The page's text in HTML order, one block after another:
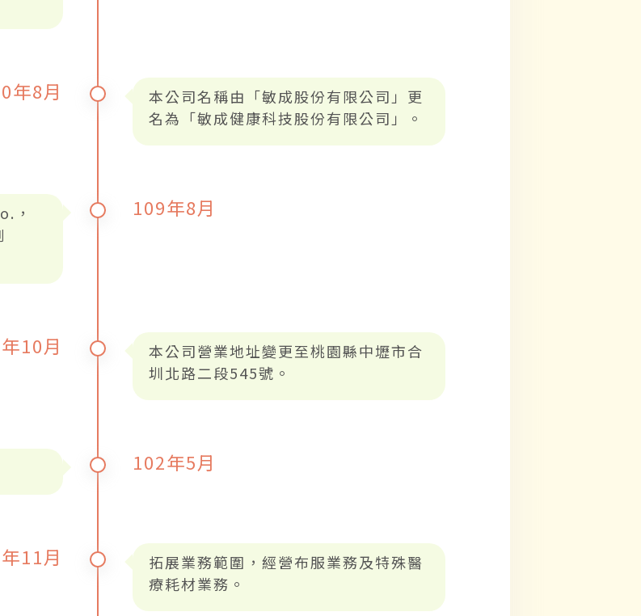
年8月
本公司名稱由「敏成股份有限公司」更
名為「敏成健康科技股份有限公司」。
109年8月
，
10月
本公司營業地址變更至桃園縣中壢市合
圳北路二段545號。
102年5月
11月
拓展業務範圍，經營布服業務及特殊醫
療耗材業務。